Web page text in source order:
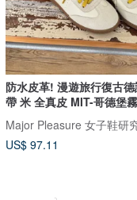
防水皮革! 漫遊旅行復古
帶 米 全真皮 MIT-哥德堡
Major Pleasure 女子鞋研
US$ 97.11